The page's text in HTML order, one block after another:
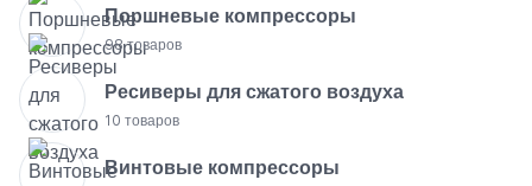
Поршневые компрессоры
98 товаров
Ресиверы для сжатого воздуха
10 товаров
Винтовые компрессоры